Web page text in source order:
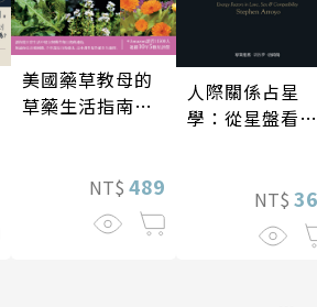
美國藥草教母的
草藥生活指南
NT$ 489
人際關係占星
學：從星盤看見
NT$